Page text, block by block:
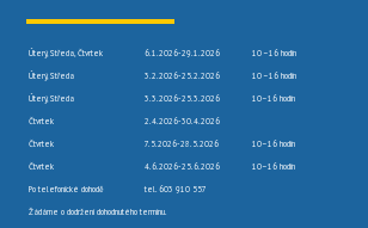
Úterý, Středa, Čtvrtek 6.1.2026-29.1.2026 10 –16 hodin
Úterý, Středa 3.2.2026-25.2.2026 10 –16 hodin
Úterý, Středa 3.3.2026-25.3.2026 10–16 hodin
Čtvrtek 2.4.2026-30.4.2026
Čtvrtek 7.5.2026-28.5.2026 10–16 hodin
Čtvrtek 4.6.2026-25.6.2026 10–16 hodin
Po telefonické dohodě tel. 603 910 557
Žádáme o dodržení dohodnutého termínu.